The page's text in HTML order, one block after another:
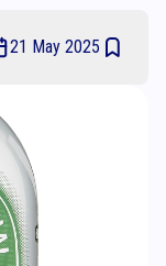
21 May 2025